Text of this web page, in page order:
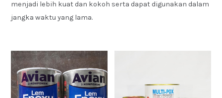
menjadi lebih kuat dan kokoh serta dapat digunakan dalam
jangka waktu yang lama.